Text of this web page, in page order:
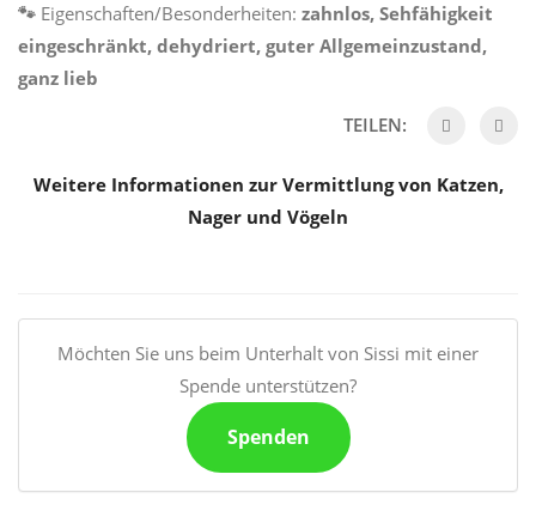
🐾 Eigenschaften/Besonderheiten: zahnlos, Sehfähigkeit
eingeschränkt, dehydriert, guter Allgemeinzustand,
ganz lieb
TEILEN:
Weitere Informationen zur Vermittlung von Katzen,
Nager und Vögeln
Möchten Sie uns beim Unterhalt von Sissi mit einer
Spende unterstützen?
Spenden